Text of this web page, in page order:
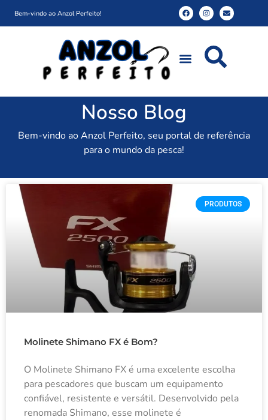
Bem-vindo ao Anzol Perfeito!
Nosso Blog
Bem-vindo ao Anzol Perfeito, seu portal de referência
para o mundo da pesca!
PRODUTOS
Molinete Shimano FX é Bom?
O Molinete Shimano FX é uma excelente escolha
para pescadores que buscam um equipamento
confiável, resistente e versátil. Desenvolvido pela
renomada Shimano, esse molinete é